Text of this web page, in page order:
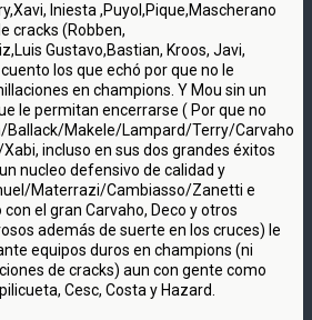
Iniesta ,Puyol,Pique,Mascherano
cracks (Robben,
Gustavo,Bastian, Kroos, Javi,
los que echó por que no le
en champions. Y Mou sin un
le permitan encerrarse ( Por que no
Ballack/Makele/Lampard/Terry/Carvaho
incluso en sus dos grandes éxitos
nucleo defensivo de calidad y
Materrazi/Cambiasso/Zanetti e
el gran Carvaho, Deco y otros
además de suerte en los cruces) le
equipos duros en champions (ni
de cracks) aun con gente como
Cesc, Costa y Hazard.